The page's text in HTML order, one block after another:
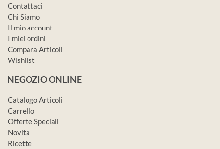
Contattaci
Chi Siamo
Il mio account
I miei ordini
Compara Articoli
Wishlist
NEGOZIO ONLINE
Catalogo Articoli
Carrello
Offerte Speciali
Novità
Ricette